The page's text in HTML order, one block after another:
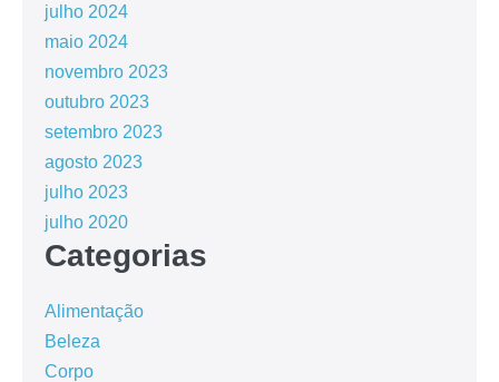
julho 2024
maio 2024
novembro 2023
outubro 2023
setembro 2023
agosto 2023
julho 2023
julho 2020
Categorias
Alimentação
Beleza
Corpo